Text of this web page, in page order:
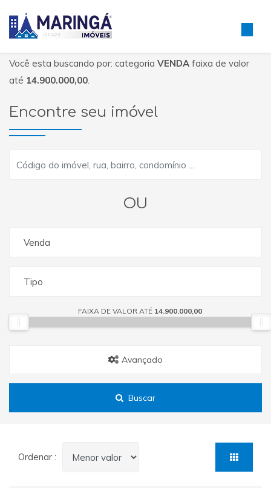
Você esta buscando por: categoria VENDA faixa de valor
até 14.900.000,00
Encontre seu imóvel
OU
Venda
Tipo
FAIXA DE VALOR ATÉ 14.900.000,00
Avançado
Buscar
Ordenar :